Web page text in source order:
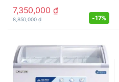
7,350,000 ₫
8,850,000₫ -17%